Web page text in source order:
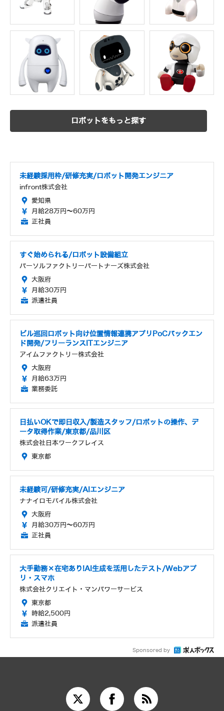
ロボットをもっと探す
未経験採用枠/研修充実/ロボット開発エンジニア
infront株式会社
愛知県
月給28万円～60万円
正社員
すぐ始められる/ロボット設備組立
パーソルファクトリーパートナーズ株式会社
大阪府
月給30万円
派遣社員
ビル巡回ロボット向け位置情報連携アプリPoCバックエン
ド開発/フリーランスITエンジニア
アイムファクトリー株式会社
大阪府
月給63万円
業務委託
日払いOKで即日収入/製造スタッフ/ロボットの操作、デ
ータ取得作業/東京都/品川区
株式会社日本ワークプレイス
東京都
未経験可/研修充実/AIエンジニア
ナナイロモバイル株式会社
大阪府
月給30万円～60万円
正社員
大手勤務×在宅あり!AI生成を活用したテスト/Webアプ
リ・スマホ
株式会社クリエイト・マンパワーサービス
東京都
時給2,500円
派遣社員
Sponsored by